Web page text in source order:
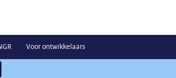
Voor ontwikkelaars